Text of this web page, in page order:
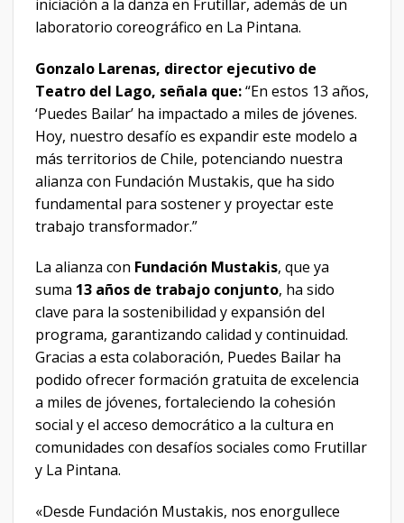
iniciación a la danza en Frutillar, además de un
laboratorio coreográfico en La Pintana.
Gonzalo Larenas, director ejecutivo de
Teatro del Lago, señala que:“En estos 13 años,
‘Puedes Bailar’ ha impactado a miles de jóvenes.
Hoy, nuestro desafío es expandir este modelo a
más territorios de Chile, potenciando nuestra
alianza con Fundación Mustakis, que ha sido
fundamental para sostener y proyectar este
trabajo transformador.”
La alianza con Fundación Mustakis, que ya
suma 13 años de trabajo conjunto, ha sido
clave para la sostenibilidad y expansión del
programa, garantizando calidad y continuidad.
Gracias a esta colaboración, Puedes Bailar ha
podido ofrecer formación gratuita de excelencia
a miles de jóvenes, fortaleciendo la cohesión
social y el acceso democrático a la cultura en
comunidades con desafíos sociales como Frutillar
y La Pintana.
«Desde Fundación Mustakis, nos enorgullece